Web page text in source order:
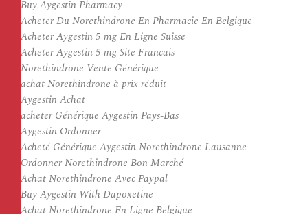
Buy Aygestin Pharmacy
Acheter Du Norethindrone En Pharmacie En Belgique
Acheter Aygestin 5 mg En Ligne Suisse
Acheter Aygestin 5 mg Site Francais
Norethindrone Vente Générique
achat Norethindrone à prix réduit
Aygestin Achat
acheter Générique Aygestin Pays-Bas
Aygestin Ordonner
Acheté Générique Aygestin Norethindrone Lausanne
Ordonner Norethindrone Bon Marché
Achat Norethindrone Avec Paypal
Buy Aygestin With Dapoxetine
Achat Norethindrone En Ligne Belgique